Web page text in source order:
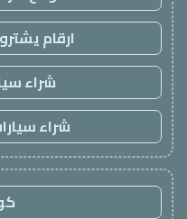
ارقام
شراء
شراء